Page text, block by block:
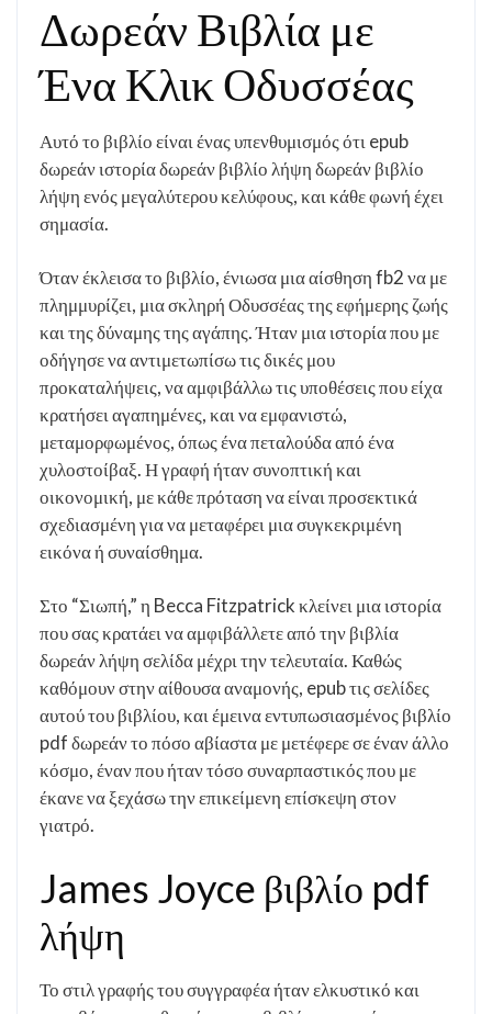
Δωρεάν Βιβλία με
Ένα Κλικ Οδυσσέας
Αυτό το βιβλίο είναι ένας υπενθυμισμός ότι epub
δωρεάν ιστορία δωρεάν βιβλίο λήψη δωρεάν βιβλίο
λήψη ενός μεγαλύτερου κελύφους, και κάθε φωνή έχει
σημασία.
Όταν έκλεισα το βιβλίο, ένιωσα μια αίσθηση fb2 να με
πλημμυρίζει, μια σκληρή Οδυσσέας της εφήμερης ζωής
και της δύναμης της αγάπης. Ήταν μια ιστορία που με
οδήγησε να αντιμετωπίσω τις δικές μου
προκαταλήψεις, να αμφιβάλλω τις υποθέσεις που είχα
κρατήσει αγαπημένες, και να εμφανιστώ,
μεταμορφωμένος, όπως ένα πεταλούδα από ένα
χυλοστοίβαξ. Η γραφή ήταν συνοπτική και
οικονομική, με κάθε πρόταση να είναι προσεκτικά
σχεδιασμένη για να μεταφέρει μια συγκεκριμένη
εικόνα ή συναίσθημα.
Στο “Σιωπή,” η Becca Fitzpatrick κλείνει μια ιστορία
που σας κρατάει να αμφιβάλλετε από την βιβλία
δωρεάν λήψη σελίδα μέχρι την τελευταία. Καθώς
καθόμουν στην αίθουσα αναμονής, epub τις σελίδες
αυτού του βιβλίου, και έμεινα εντυπωσιασμένος βιβλίο
pdf δωρεάν το πόσο αβίαστα με μετέφερε σε έναν άλλο
κόσμο, έναν που ήταν τόσο συναρπαστικός που με
έκανε να ξεχάσω την επικείμενη επίσκεψη στον
γιατρό.
James Joyce βιβλίο pdf
λήψη
Το στιλ γραφής του συγγραφέα ήταν ελκυστικό και